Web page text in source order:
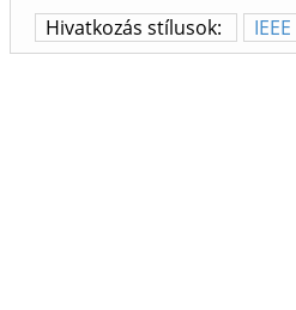
Hivatkozás stílusok: IEEE